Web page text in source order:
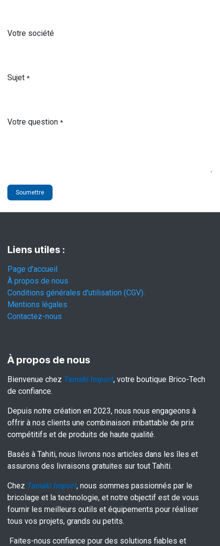
Votre société
Sujet *
Votre question *
Soumettre
Liens utiles :
Page d'accueil
À propos de nous
Conditions générales d'utilisation (CGV).
Mentions légales
Contactez-nous
À propos de nous
Bienvenue chez Tamaki Import, votre boutique Brico-Tech
de confiance.
Depuis notre création en 2023, nous nous engageons à
offrir à nos clients une combinaison imbattable de prix
compétitifs et de produits de haute qualité.
Basés à Tahiti, nous livrons nos articles dans les îles et
assurons des livraisons gratuites sur tout Tahiti.
Chez Tamaki Import, nous sommes passionnés par le
bricolage et la technologie, et notre objectif est de vous
fournir les meilleurs outils et équipements pour réaliser
tous vos projets, grands ou petits.
Faites-nous confiance pour des solutions fiables et